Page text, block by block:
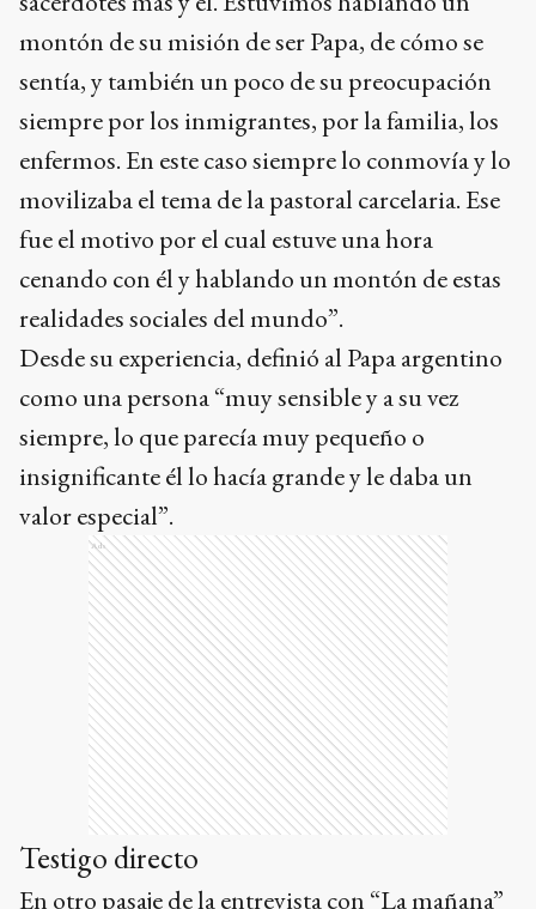
montón de su misión de ser Papa, de cómo se
sentía, y también un poco de su preocupación
siempre por los inmigrantes, por la familia, los
enfermos. En este caso siempre lo conmovía y lo
movilizaba el tema de la pastoral carcelaria. Ese
fue el motivo por el cual estuve una hora
cenando con él y hablando un montón de estas
realidades sociales del mundo”.
Desde su experiencia, definió al Papa argentino
como una persona “muy sensible y a su vez
siempre, lo que parecía muy pequeño o
insignificante él lo hacía grande y le daba un
valor especial”.
Ads
Testigo directo
En otro pasaje de la entrevista con “La mañana”